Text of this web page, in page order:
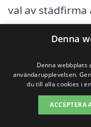
val av
investering för
Få 3
förpliktelser
Denna
Denna
användarupplevelsen.
du till alla cookies i
ACCEPTERA